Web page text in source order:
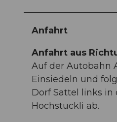
Anfahrt
Anfahrt aus
Auf der Autobahn
Einsiedeln und
Dorf Sattel links in
Hochstuckli ab.